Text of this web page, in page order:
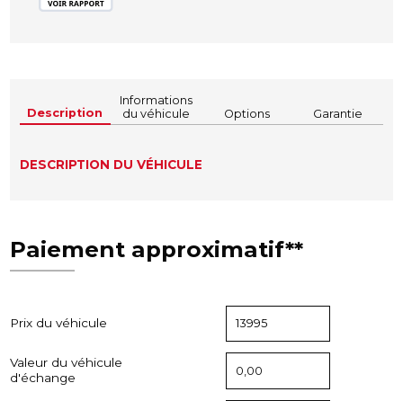
Description
Informations
du véhicule
Options Garantie
DESCRIPTION DU VÉHICULE
Paiement approximatif**
Prix du véhicule
Valeur du véhicule
d'échange